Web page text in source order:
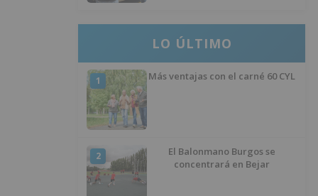
LO ÚLTIMO
1 Más ventajas con el carné 60 CYL
2
El Balonmano Burgos se
concentrará en Bejar